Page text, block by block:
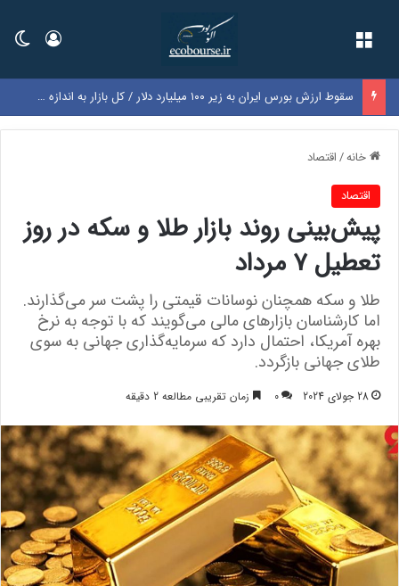
ورود
سقوط ارزش بورس ایران به زیر ۱۰۰ میلیارد دلار / کل بازار به اندازه سود یک‌سال گوگل شد
خانه/اقتصاد
اقتصاد
پیش‌بینی روند بازار طلا و سکه در روز
تعطیل 7 مرداد
طلا و سکه همچنان نوسانات قیمتی را پشت سر می‌گذارند.
اما کارشناسان بازارهای مالی می‌گویند که با توجه به نرخ
بهره آمریکا، احتمال دارد که سرمایه‌گذاری جهانی به سوی
طلای جهانی بازگردد.
28 جولای 2024 0 زمان تقریبی مطالعه 2 دقیقه